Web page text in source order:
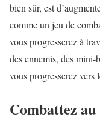
bien sûr, est
comme un jeu de
vous progresserez à
des ennemis, des mini-
vous progresserez vers
Combattez